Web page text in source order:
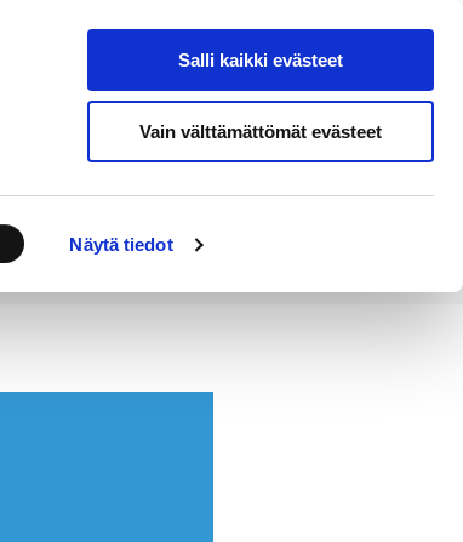
Näytä tiedot
Salli kaikki evästeet
Vain välttämättömät evästeet
Hae sivustolta